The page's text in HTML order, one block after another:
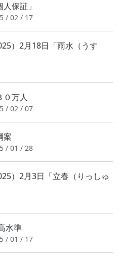
保証」
/ 02 / 17
）2月18日「雨水（うす
万人
/ 02 / 07
案
/ 01 / 28
）2月3日「立春（りっしゅ
水準
/ 01 / 17